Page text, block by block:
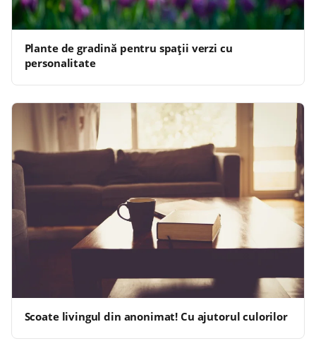
Plante de gradină pentru spații verzi cu
personalitate
Scoate livingul din anonimat! Cu ajutorul culorilor